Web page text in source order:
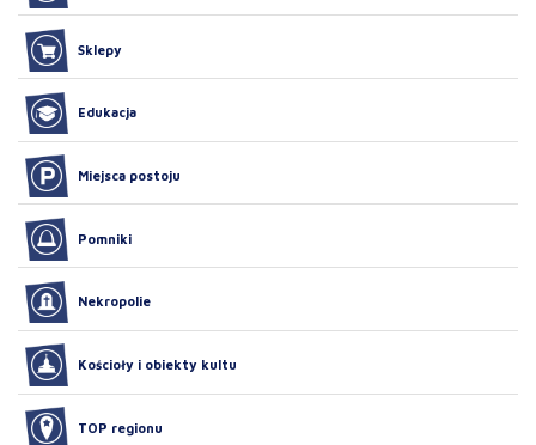
Sklepy
Edukacja
Miejsca postoju
Pomniki
Nekropolie
Kościoły i obiekty kultu
TOP regionu